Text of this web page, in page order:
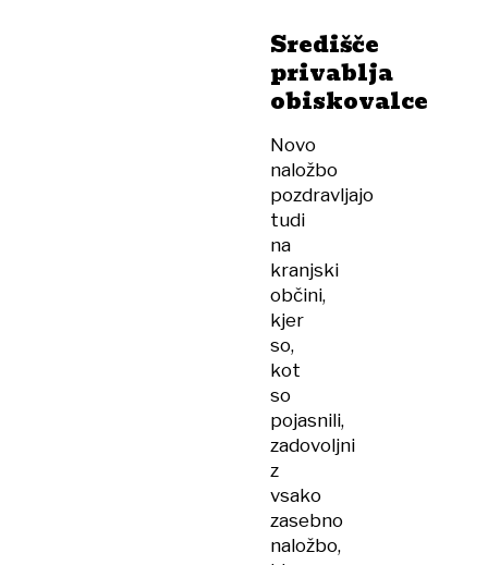
Središče
privablja
obiskovalce
Novo
naložbo
pozdravljajo
tudi
na
kranjski
občini,
kjer
so,
kot
so
pojasnili,
zadovoljni
z
vsako
zasebno
naložbo,